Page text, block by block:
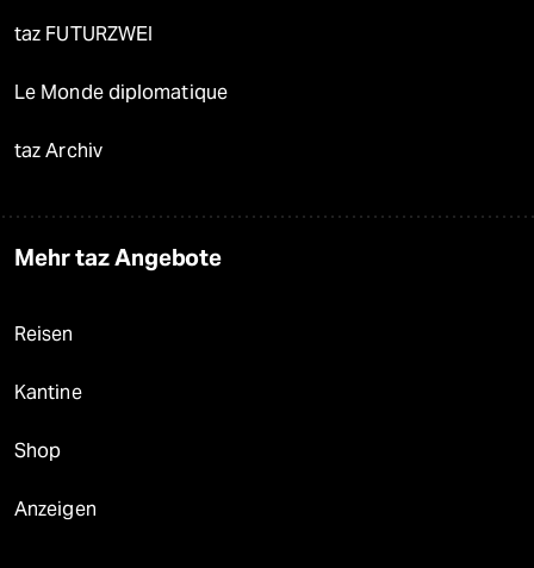
taz FUTURZWEI
Le Monde diplomatique
taz Archiv
Mehr taz Angebote
Reisen
Kantine
Shop
Anzeigen